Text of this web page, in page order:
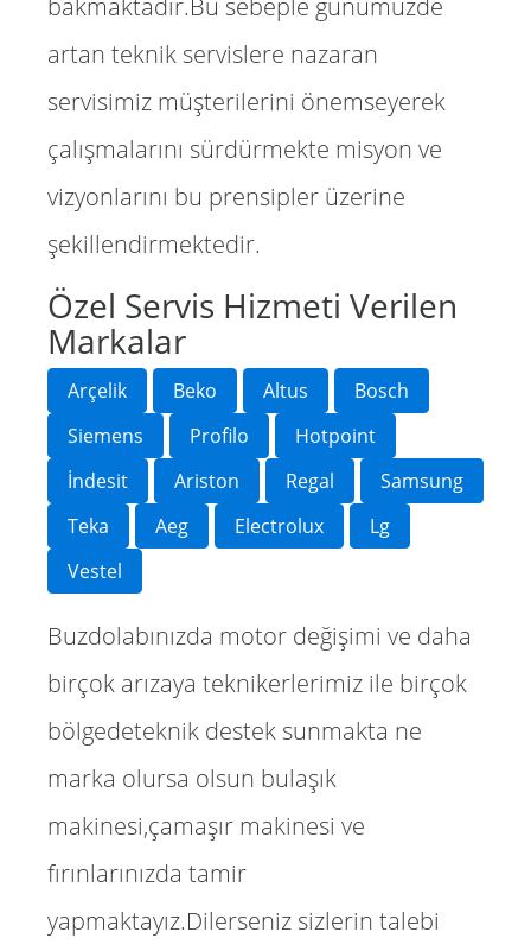
bakmaktadır.Bu sebeple günümüzde
artan teknik servislere nazaran
servisimiz müşterilerini önemseyerek
çalışmalarını sürdürmekte misyon ve
vizyonlarını bu prensipler üzerine
şekillendirmektedir.
Özel Servis Hizmeti Verilen
Markalar
Arçelik Beko Altus
Bosch
Siemens
Profilo
Hotpoint
İndesit
Ariston Regal
Samsung
Teka
Aeg Electrolux
Lg
Vestel
Buzdolabınızda motor değişimi ve daha
birçok arızaya teknikerlerimiz ile birçok
bölgedeteknik destek sunmakta ne
marka olursa olsun bulaşık
makinesi,çamaşır makinesi ve
fırınlarınızda tamir
yapmaktayız.Dilerseniz sizlerin talebi